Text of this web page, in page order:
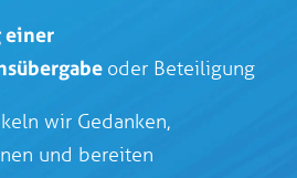
einer
oder Beteiligung
wir Gedanken,
und bereiten